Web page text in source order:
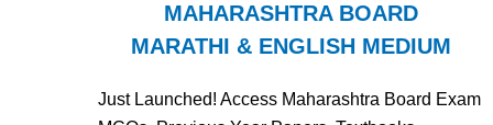
MAHARASHTRA BOARD
MARATHI & ENGLISH MEDIUM
Just Launched! Access Maharashtra Board Exam